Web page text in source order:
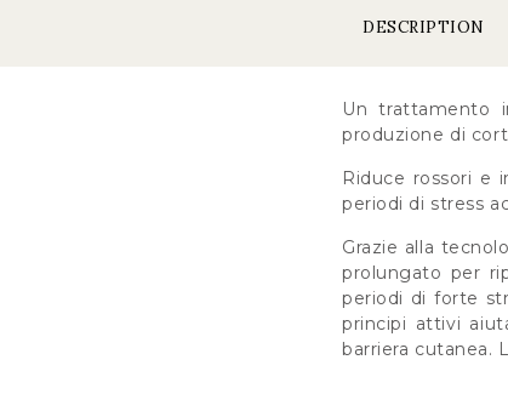
DESCRIPTION
Un trattamento
produzione di
Riduce rossori e
periodi di stress
Grazie alla
prolungato per
periodi di forte
principi attivi
barriera cutanea.